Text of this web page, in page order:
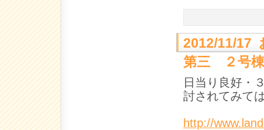
2012/11/17
第三 ２号
日当り良好・
討されてみて
http://